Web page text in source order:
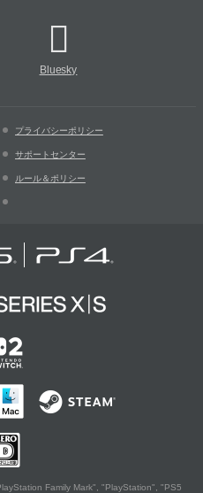
Bluesky
プライバシーポリシー
サポートセンター
ルール＆ポリシー
Family Mark", "PlayStation", "PS5